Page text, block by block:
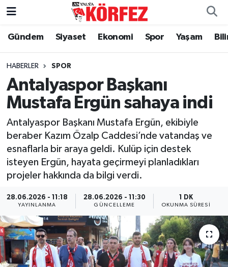
Gündem Siyaset Ekonomi Spor Yaşam
HABERLER SPOR
Antalyaspor Başkanı
Mustafa Ergün sahaya indi
Antalyaspor Başkanı Mustafa Ergün, ekibiyle
beraber Kazım Özalp Caddesi’nde vatandaş ve
esnaflarla bir araya geldi. Kulüp için destek
isteyen Ergün, hayata geçirmeyi planladıkları
projeler hakkında da bilgi verdi.
28.06.2026 - 11:18
YAYINLANMA
28.06.2026 - 11:30
GÜNCELLEME
1 DK
OKUNMA SÜRESI
Gündem
Siyaset
Yerel Yönetim
Yaşam
Asayiş
Dünya
Eğitim
Nöbetçi Eczaneler
Hava Durumu
Trafik Durumu
Son Dakika Haberleri
Haber Arşivi